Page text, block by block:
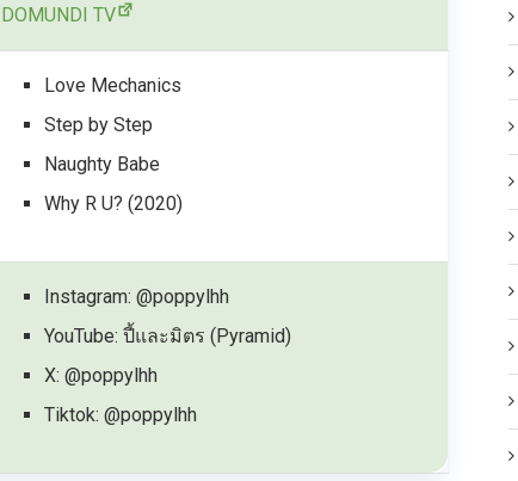
DOMUNDI TV
Love Mechanics
Step by Step
Naughty Babe
Why R U? (2020)
Instagram: @poppylhh
YouTube: ปี้และมิตร (Pyramid)
X: @poppylhh
Tiktok: @poppylhh